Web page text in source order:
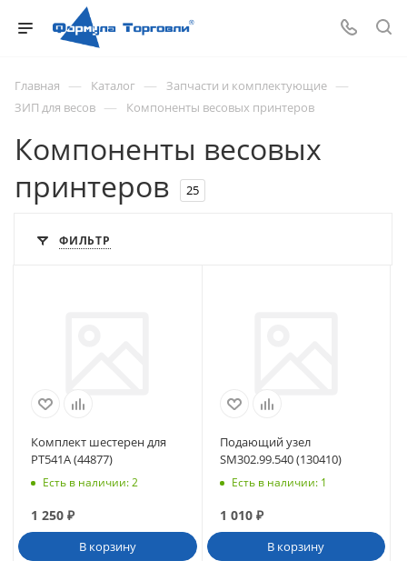
Главная — Каталог — Запчасти и комплектующие —
ЗИП для весов — Компоненты весовых принтеров
Компоненты весовых
принтеров
25
ФИЛЬТР
Комплект шестерен для
PT541A (44877)
Есть в наличии: 2
1 250 ₽
В корзину
Подающий узел
SM302.99.540 (130410)
Есть в наличии: 1
1 010₽
В корзину